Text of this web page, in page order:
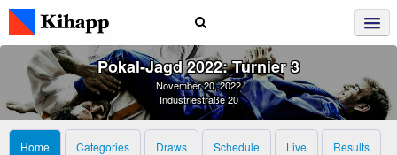
Pokal‑Jagd 2022: Turnier 3
November 20, 2022
Industriestraße 20
Home Categories Draws Schedule Live Results